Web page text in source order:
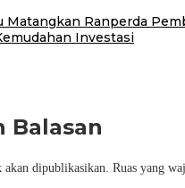
Matangkan Ranperda
Investasi
Balasan
dipublikasikan. Ruas yang